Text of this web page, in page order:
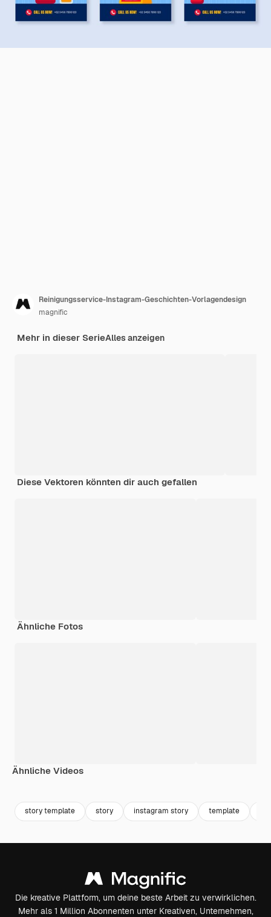
Reinigungsservice-Instagram-Geschichten-Vorlagendesign
magnific
Mehr in dieser SerieAlles anzeigen
Diese Vektoren könnten dir auch gefallen
Ähnliche Fotos
Ähnliche Videos
story template story instagram story template
Die kreative Plattform, um deine beste Arbeit zu verwirklichen.
Mehr als 1 Million Abonnenten unter Kreativen, Unternehmen,